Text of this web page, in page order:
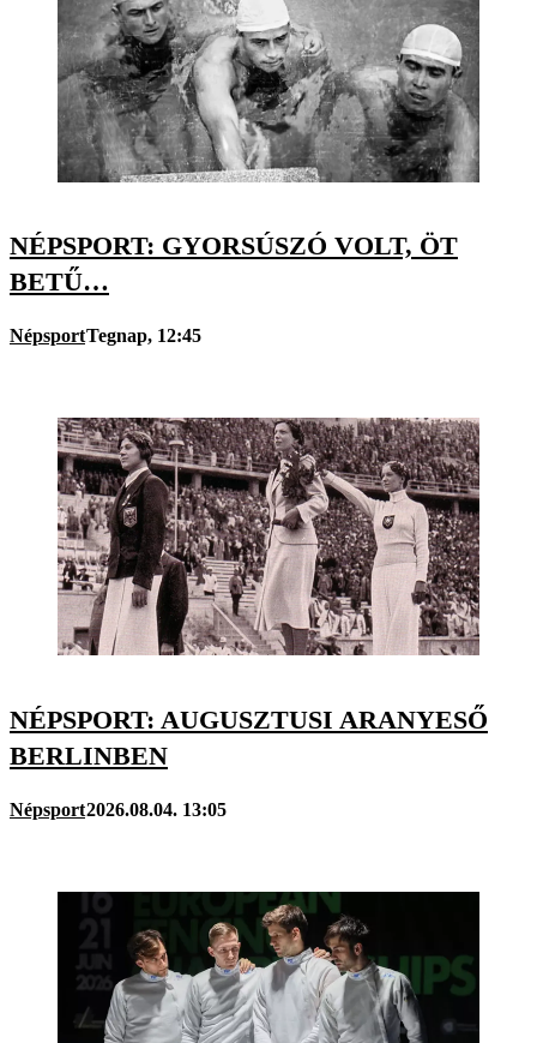
NÉPSPORT: GYORSÚSZÓ VOLT, ÖT
BETŰ…
NépsportTegnap, 12:45
NÉPSPORT: AUGUSZTUSI ARANYESŐ
BERLINBEN
Népsport2026.08.04. 13:05